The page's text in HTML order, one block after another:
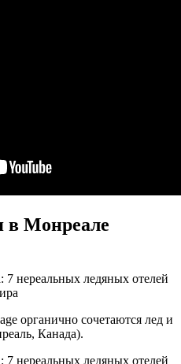
в Монреале
органично сочетаются лед и
Канада).